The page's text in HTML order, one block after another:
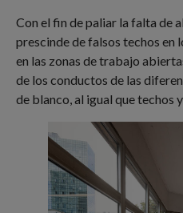
Con el fin de paliar la falta de
prescinde de falsos techos en
en las zonas de trabajo
de los conductos de las
de blanco, al igual que techos